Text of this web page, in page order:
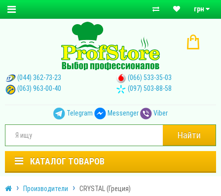
грн
(044) 362-73-23
(066) 533-35-03
(063) 963-00-40
(097) 503-88-58
Telegram Messenger Viber
Найти
КАТАЛОГ ТОВАРОВ
Производители CRYSTAL (Греция)